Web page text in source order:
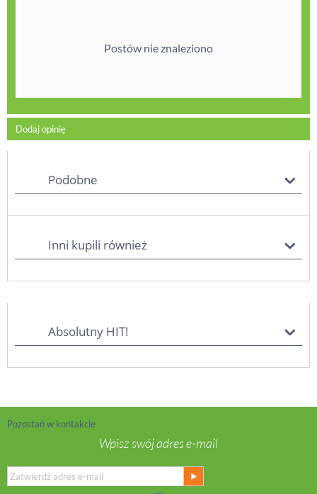
Postów nie znaleziono
Dodaj opinię
Podobne
Inni kupili również
Absolutny HIT!
Pozostań w kontakcie
Wpisz swój adres e-mail